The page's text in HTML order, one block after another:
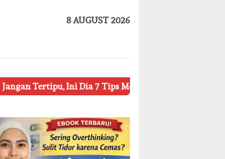
8 AUGUST 2026
Ini Dia 7 Tips Mengetahui Kosmetik Palsu